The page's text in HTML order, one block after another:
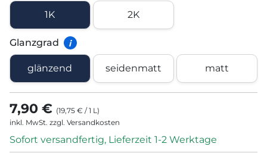
1K 2K
Glanzgrad i
glänzend seidenmatt matt
7,90 € (19,75 € /1 L )
inkl. MwSt. zzgl. Versandkosten
Sofort versandfertig, Lieferzeit 1-2 Werktage